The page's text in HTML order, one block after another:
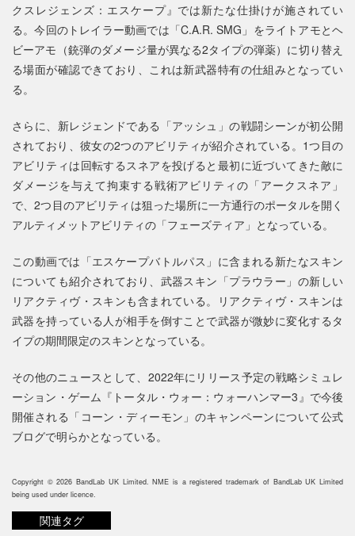
クスレジェンズ：エスケープ』では新たな仕掛けが施されてい
る。今回のトレイラー動画では「C.A.R. SMG」をライトアモとヘ
ビーアモ（銃弾のダメージ量が異なる2タイプの弾薬）に切り替え
る場面が確認できており、これは新武器特有の仕組みとなってい
る。
さらに、新レジェンドである「アッシュ」の戦闘シーンが初公開
されており、彼女の2つのアビリティが紹介されている。1つ目の
アビリティは回転するスネアを投げると最初に近づいてきた敵に
ダメージを与えて拘束する戦術アビリティの「アークスネア」
で、2つ目のアビリティは狙った場所に一方通行のポータルを開く
アルティメットアビリティの「フェーズティア」となっている。
この動画では「エスケープバトルパス」に含まれる新たなスキン
についても紹介されており、武器スキン「プラウラー」の新しい
リアクティヴ・スキンも含まれている。リアクティヴ・スキンは
武器を持っている人が相手を倒すことで武器が微妙に変化するタ
イプの期間限定のスキンとなっている。
その他のニュースとして、2022年にリリース予定の戦略シミュレ
ーション・ゲーム『トータル・ウォー：ウォーハンマー3』で今後
開催される「コーン・ディーモン」のキャンペーンについて公式
ブログで明らかとなっている。
Copyright © 2026 BandLab UK Limited. NME is a registered trademark of BandLab UK Limited
being used under licence.
関連タグ